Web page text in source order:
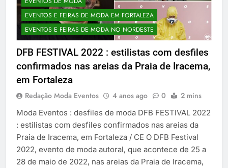
EVENTOS E FEIRAS DE MODA EM FORTALEZA
EVENTOS E FEIRAS DE MODA NO NORDESTE
DFB FESTIVAL 2022 : estilistas com desfiles
confirmados nas areias da Praia de Iracema,
em Fortaleza
Redação Moda Eventos 4 anos ago 0 2 mins
Moda Eventos : desfiles de moda DFB FESTIVAL 2022
: estilistas com desfiles confirmados nas areias da
Praia de Iracema, em Fortaleza / CE O DFB Festival
2022, evento de moda autoral, que acontece de 25 a
28 de maio de 2022, nas areias da Praia de Iracema,